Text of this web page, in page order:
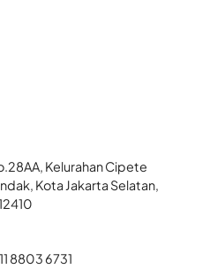
Kelurahan Cipete
Kota Jakarta Selatan,
8803 6731